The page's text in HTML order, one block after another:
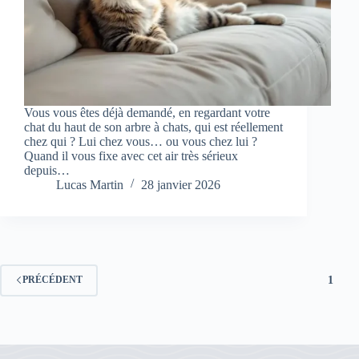
Vous vous êtes déjà demandé, en regardant votre
chat du haut de son arbre à chats, qui est réellement
chez qui ? Lui chez vous… ou vous chez lui ?
Quand il vous fixe avec cet air très sérieux
depuis…
Lucas Martin
28 janvier 2026
PRÉCÉDENT 1